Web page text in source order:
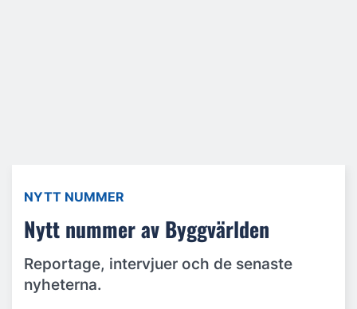
NYTT NUMMER
Nytt nummer av Byggvärlden
Reportage, intervjuer och de senaste
nyheterna.